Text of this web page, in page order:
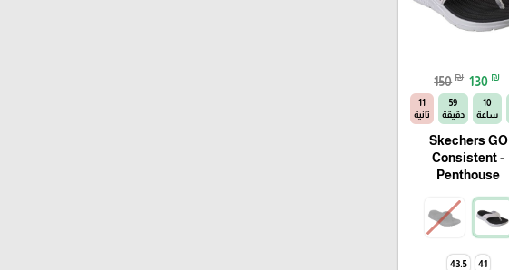
150 ₪ 130 ₪
10
ساعة
59
دقيقة
11
ثانية
Skechers GO
Consistent -
Penthouse
41
43.5